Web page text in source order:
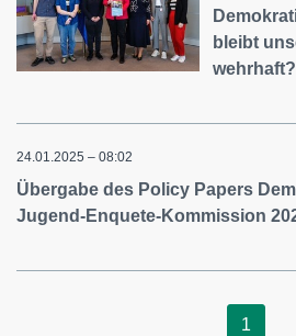
bleibt
wehrhaft?
24.01.2025 – 08:02
Übergabe des Policy Papers
Jugend-Enquete-Kommission
1